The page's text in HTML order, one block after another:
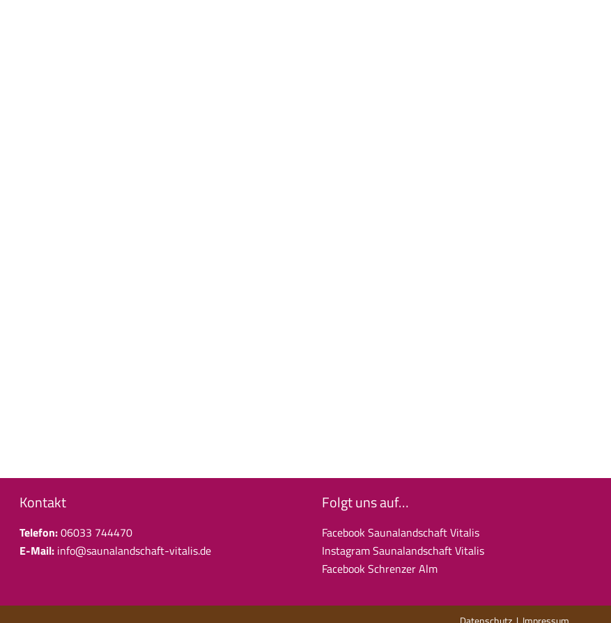
Kontakt
Telefon:06033 744470
E-Mail: info@saunalandschaft-vitalis.de
Folgt uns auf…
Facebook Saunalandschaft Vitalis
Instagram Saunalandschaft Vitalis
Facebook Schrenzer Alm